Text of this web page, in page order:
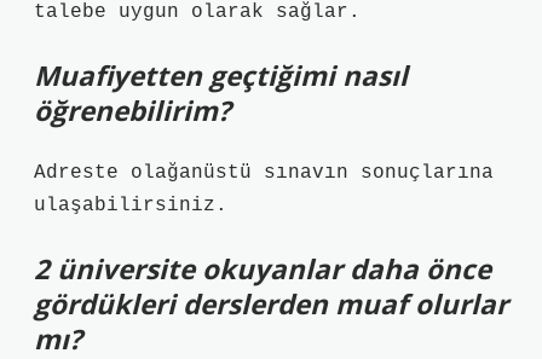
talebe uygun olarak sağlar.
Muafiyetten geçtiğimi nasıl
öğrenebilirim?
Adreste olağanüstü sınavın sonuçlarına
ulaşabilirsiniz.
2 üniversite okuyanlar daha önce
gördükleri derslerden muaf olurlar
mı?